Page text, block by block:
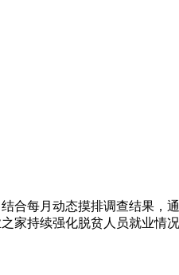
合每月动态摸排调查结果，
持续强化脱贫人员就业情况